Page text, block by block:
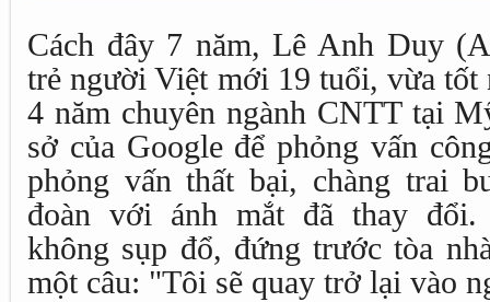
Cách đây 7 năm, Lê Anh Duy
trẻ người Việt mới 19 tuổi, vừa tốt
4 năm chuyên ngành CNTT tại
sở của Google để phỏng vấn
phỏng vấn thất bại, chàng trai
đoàn với ánh mắt đã thay đổi.
không sụp đổ, đứng trước tòa
một câu: "Tôi sẽ quay trở lại vào